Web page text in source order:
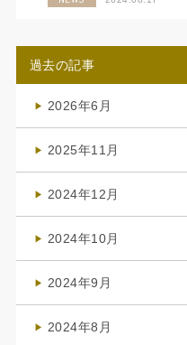
過去の記事
2026年6月
2025年11月
2024年12月
2024年10月
2024年9月
2024年8月